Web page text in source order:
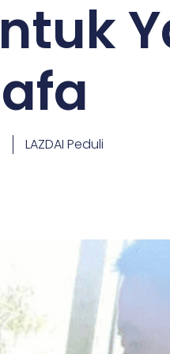
LAZDAI Peduli